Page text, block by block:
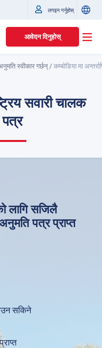
लगइन गर्नुहोस्
आवेदन दिनुहोस्
स्वीकार गर्छन् /कम्बोडिया मा
सवारी चालक
लागि सजिलै
पत्र प्राप्त
सकिने